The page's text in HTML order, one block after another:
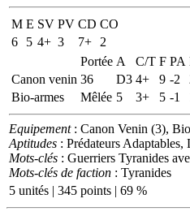
M E SV PV CD CO
6
5 4+ 3 7+
2
Portée A C/T F PA
Canon venin 36 D3 4+ 9 -2
Bio-armes
Mêlée 5 3+ 5 -1
Equipement: Canon Venin (3),
Aptitudes : Prédateurs
Mots-clés : Guerriers Tyranides
Mots-clés de faction : Tyranides
5 unités | 345 points | 69 %